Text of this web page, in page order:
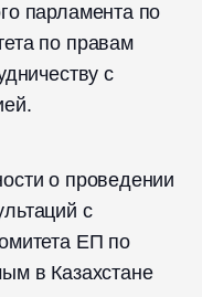
парламента по
по правам
с
о проведении
с
ЕП по
в Казахстане